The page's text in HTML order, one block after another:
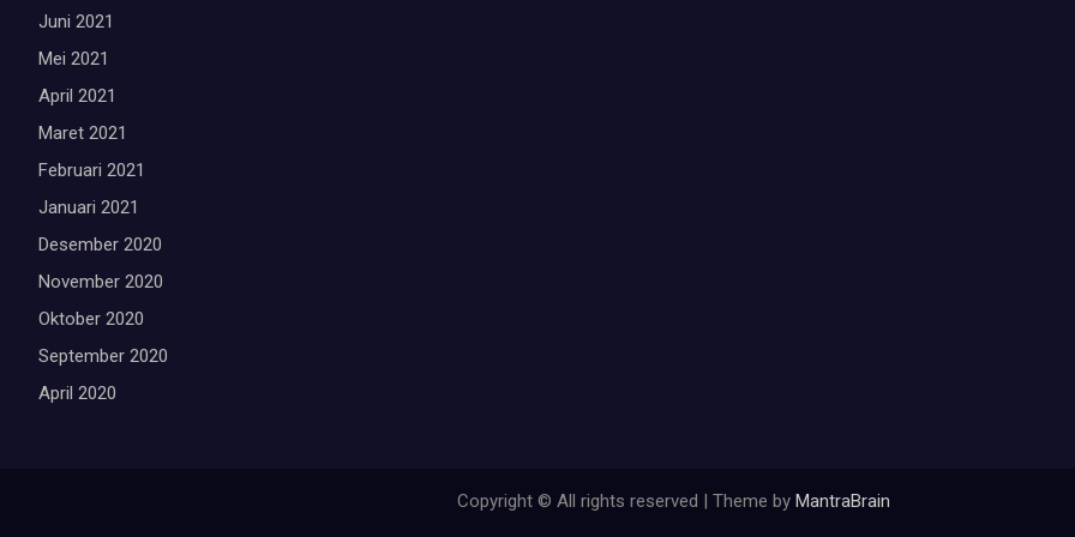
Juni 2021
Mei 2021
April 2021
Maret 2021
Februari 2021
Januari 2021
Desember 2020
November 2020
Oktober 2020
September 2020
April 2020
Copyright © All rights reserved | Theme by MantraBrain